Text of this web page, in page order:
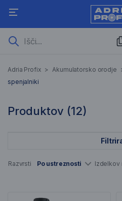
Adria Profix > Akumulatorsko orodje
spenjalniki
Produktov (12)
12 Rezultati iskanja
Seznam artiklov
Razvrsti Po ustreznosti Izdelkov